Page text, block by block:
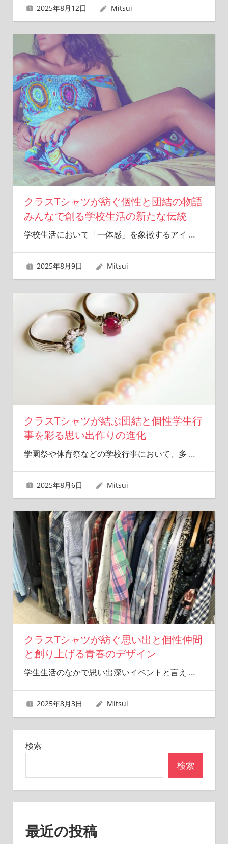
2025年8月12日 Mitsui
クラスTシャツが紡ぐ個性と団結の物語
みんなで創る学校生活の新たな伝統
学校生活において「一体感」を象徴するアイ …
2025年8月9日 Mitsui
クラスTシャツが結ぶ団結と個性学生行
事を彩る思い出作りの進化
学園祭や体育祭などの学校行事において、多 …
2025年8月6日 Mitsui
クラスTシャツが紡ぐ思い出と個性仲間
と創り上げる青春のデザイン
学生生活のなかで思い出深いイベントと言え …
2025年8月3日 Mitsui
検索
検索
最近の投稿